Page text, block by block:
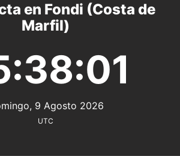
en Fondi (Costa de
Marfil)
9 Agosto 2026
UTC